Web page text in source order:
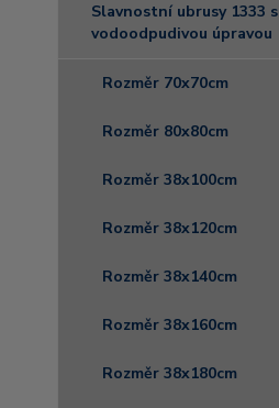
Slavnostní ubrusy 1333 s
vodoodpudivou úpravou
Rozměr 70x70cm
Rozměr 80x80cm
Rozměr 38x100cm
Rozměr 38x120cm
Rozměr 38x140cm
Rozměr 38x160cm
Rozměr 38x180cm